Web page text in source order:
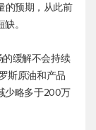
的预期，从此前
。
的缓解不会持续
斯原油和产品
少略多于200万